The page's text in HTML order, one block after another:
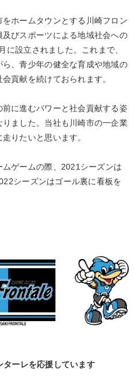
ホームタウンとする川崎フロン
びスポーツによる地域社会への
設立されました。これまで、
、青少年の健全な育成や地域の
貢献を続けておられます。
に進むパワーと社会貢献する姿
ました。当社も川崎市の一企業
りたいと思います。
ゲームの際、2021シーズンは
シーズンはゴール裏に看板を
ターレを応援しています